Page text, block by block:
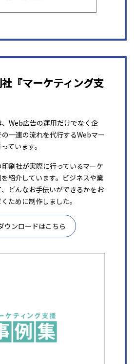
『マーケティング支
Web広告の運用だけでなく企
一連の流れを代行するWebマー
ています。
刷社が実際に行っているマーケ
紹介しています。ビジネスや業
どんなお手伝いができるかをお
ために制作しました。
ウンロードはこちら